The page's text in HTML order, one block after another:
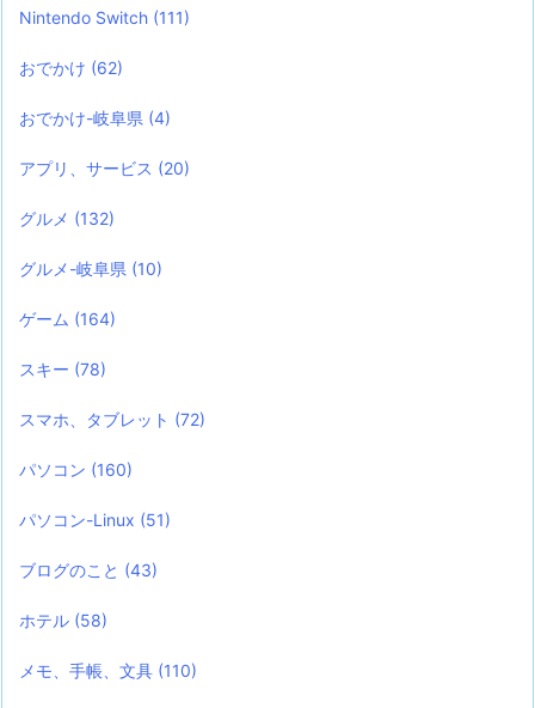
Nintendo Switch (111)
おでかけ (62)
おでかけ-岐阜県 (4)
アプリ、サービス (20)
グルメ (132)
グルメ-岐阜県 (10)
ゲーム (164)
スキー (78)
スマホ、タブレット (72)
パソコン (160)
パソコン-Linux (51)
ブログのこと (43)
ホテル (58)
メモ、手帳、文具 (110)